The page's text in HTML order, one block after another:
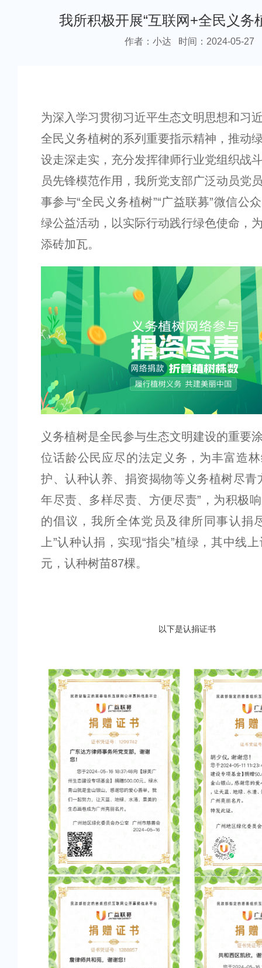
我所积极开展“互联网+全民义务
作者：小达 时间：2024-05-27
为深入学习贯彻习近平生态文明思想和习
全民义务植树的系列重要指示精神，推动
设走深走实，充分发挥律师行业党组织战
员先锋模范作用，我所党支部广泛动员党
事参与“全民义务植树”“广益联募”微信公
绿公益活动，以实际行动践行绿色使命，
添砖加瓦。
义务植树是全民参与生态文明建设的重要
位话龄公民应尽的法定义务，为丰富造
护、认种认养、捐资揭物等义务植树尽青
年尽责、多样尽责、方便尽责”，为积极
的倡议，我所全体党员及律所同事认捐
上”认种认捐，实现“指尖”植绿，其中线
元，认种树苗87棵。
以下是认捐证书